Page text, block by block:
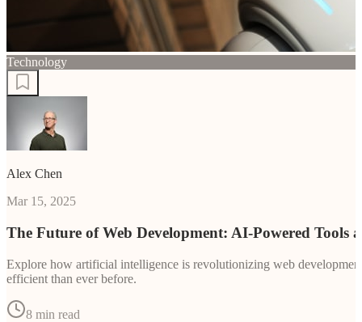
Technology
Alex Chen
Mar 15, 2025
The Future of Web Development: AI-Powered Tools
Explore how artificial intelligence is revolutionizing web
efficient than ever before.
8 min read